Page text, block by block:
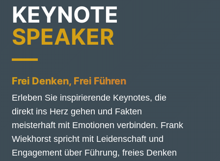
KEYNOTE
SPEAKER
Frei Denken, Frei Führen
Erleben Sie inspirierende Keynotes, die
direkt ins Herz gehen und Fakten
meisterhaft mit Emotionen verbinden. Frank
Wiekhorst spricht mit Leidenschaft und
Engagement über Führung, freies Denken